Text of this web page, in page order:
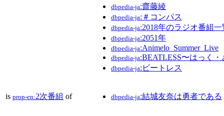
dbpedia-ja:齋藤綾
dbpedia-ja:＃コンパス
dbpedia-ja:2018年のラジオ番組
dbpedia-ja:2051年
dbpedia-ja:Animelo_Summer_Live
dbpedia-ja:BEATLESS〜はっく
dbpedia-ja:ビートレス
is prop-en:2次番組 of dbpedia-ja:結城友奈は勇者である